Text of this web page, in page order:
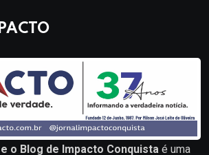
o Blog de Impacto Conquista é uma